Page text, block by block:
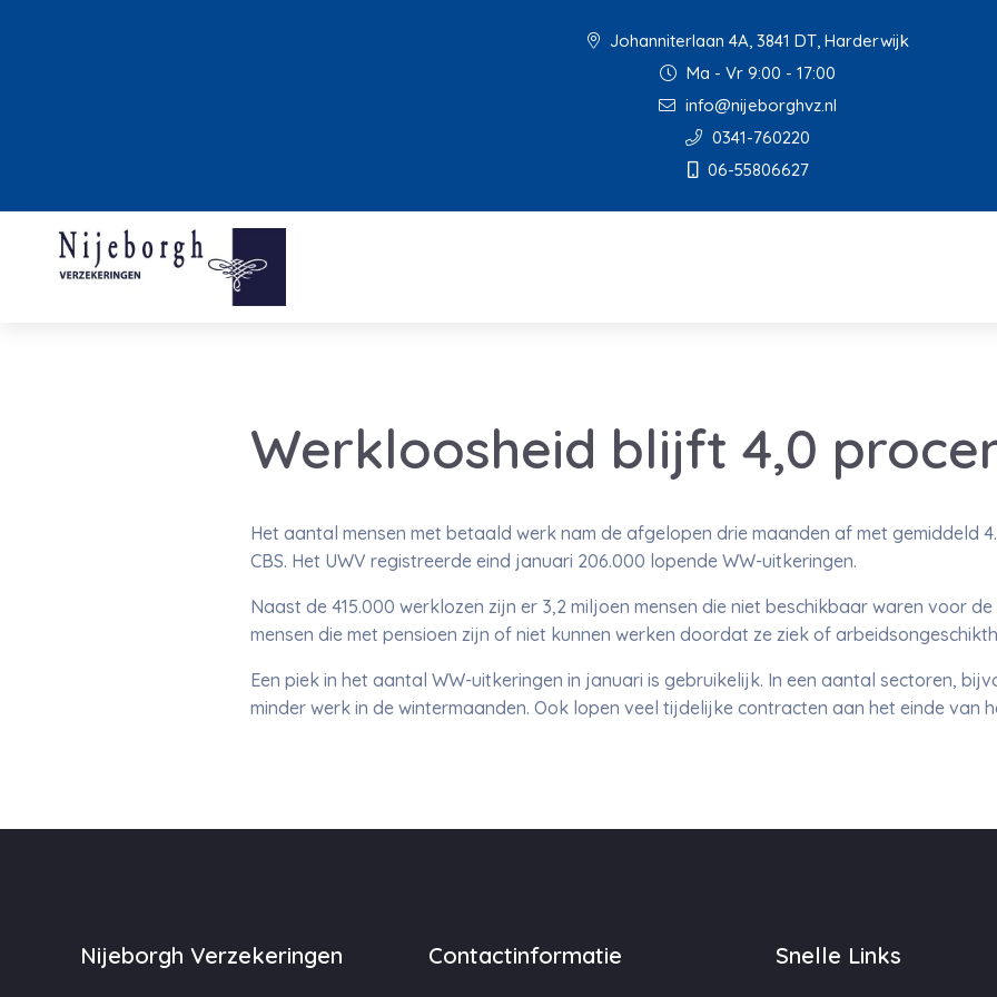
Johanniterlaan 4A, 3841 DT, Harderwijk
Ma - Vr 9:00 - 17:00
info@nijeborghvz.nl
0341-760220
06-55806627
Werkloosheid blijft 4,0
Het aantal mensen met betaald werk nam de afgelopen drie maanden af met gemiddeld
CBS. Het UWV registreerde eind januari 206.000 lopende WW-uitkeringen.
Naast de 415.000 werklozen zijn er 3,2 miljoen mensen die niet beschikbaar waren voor
mensen die met pensioen zijn of niet kunnen werken doordat ze ziek of
Een piek in het aantal WW-uitkeringen in januari is gebruikelijk. In een aantal sectoren,
minder werk in de wintermaanden. Ook lopen veel tijdelijke contracten aan het einde van
Nijeborgh Verzekeringen Contactinformatie Snelle Links